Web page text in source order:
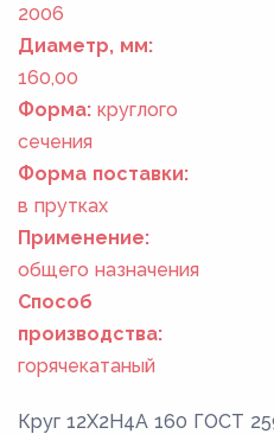
2006
Диаметр, мм:
160,00
Форма: круглого
сечения
Форма поставки:
в прутках
Применение:
общего назначения
Способ
производства:
горячекатаный
Круг 12Х2Н4А 160 ГОСТ